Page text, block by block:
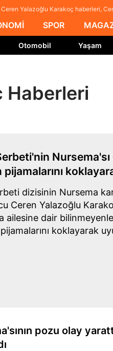
Yalazoğlu Karakoç haberleri,
SPOR
Otomobil Yaşam
Haberleri
pijamalarını
dizisinin Nursema
Ceren Yalazoğlu
ailesine dair
koklayarak
pozu olay